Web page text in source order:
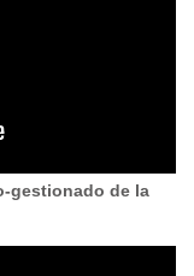
gestionado de la